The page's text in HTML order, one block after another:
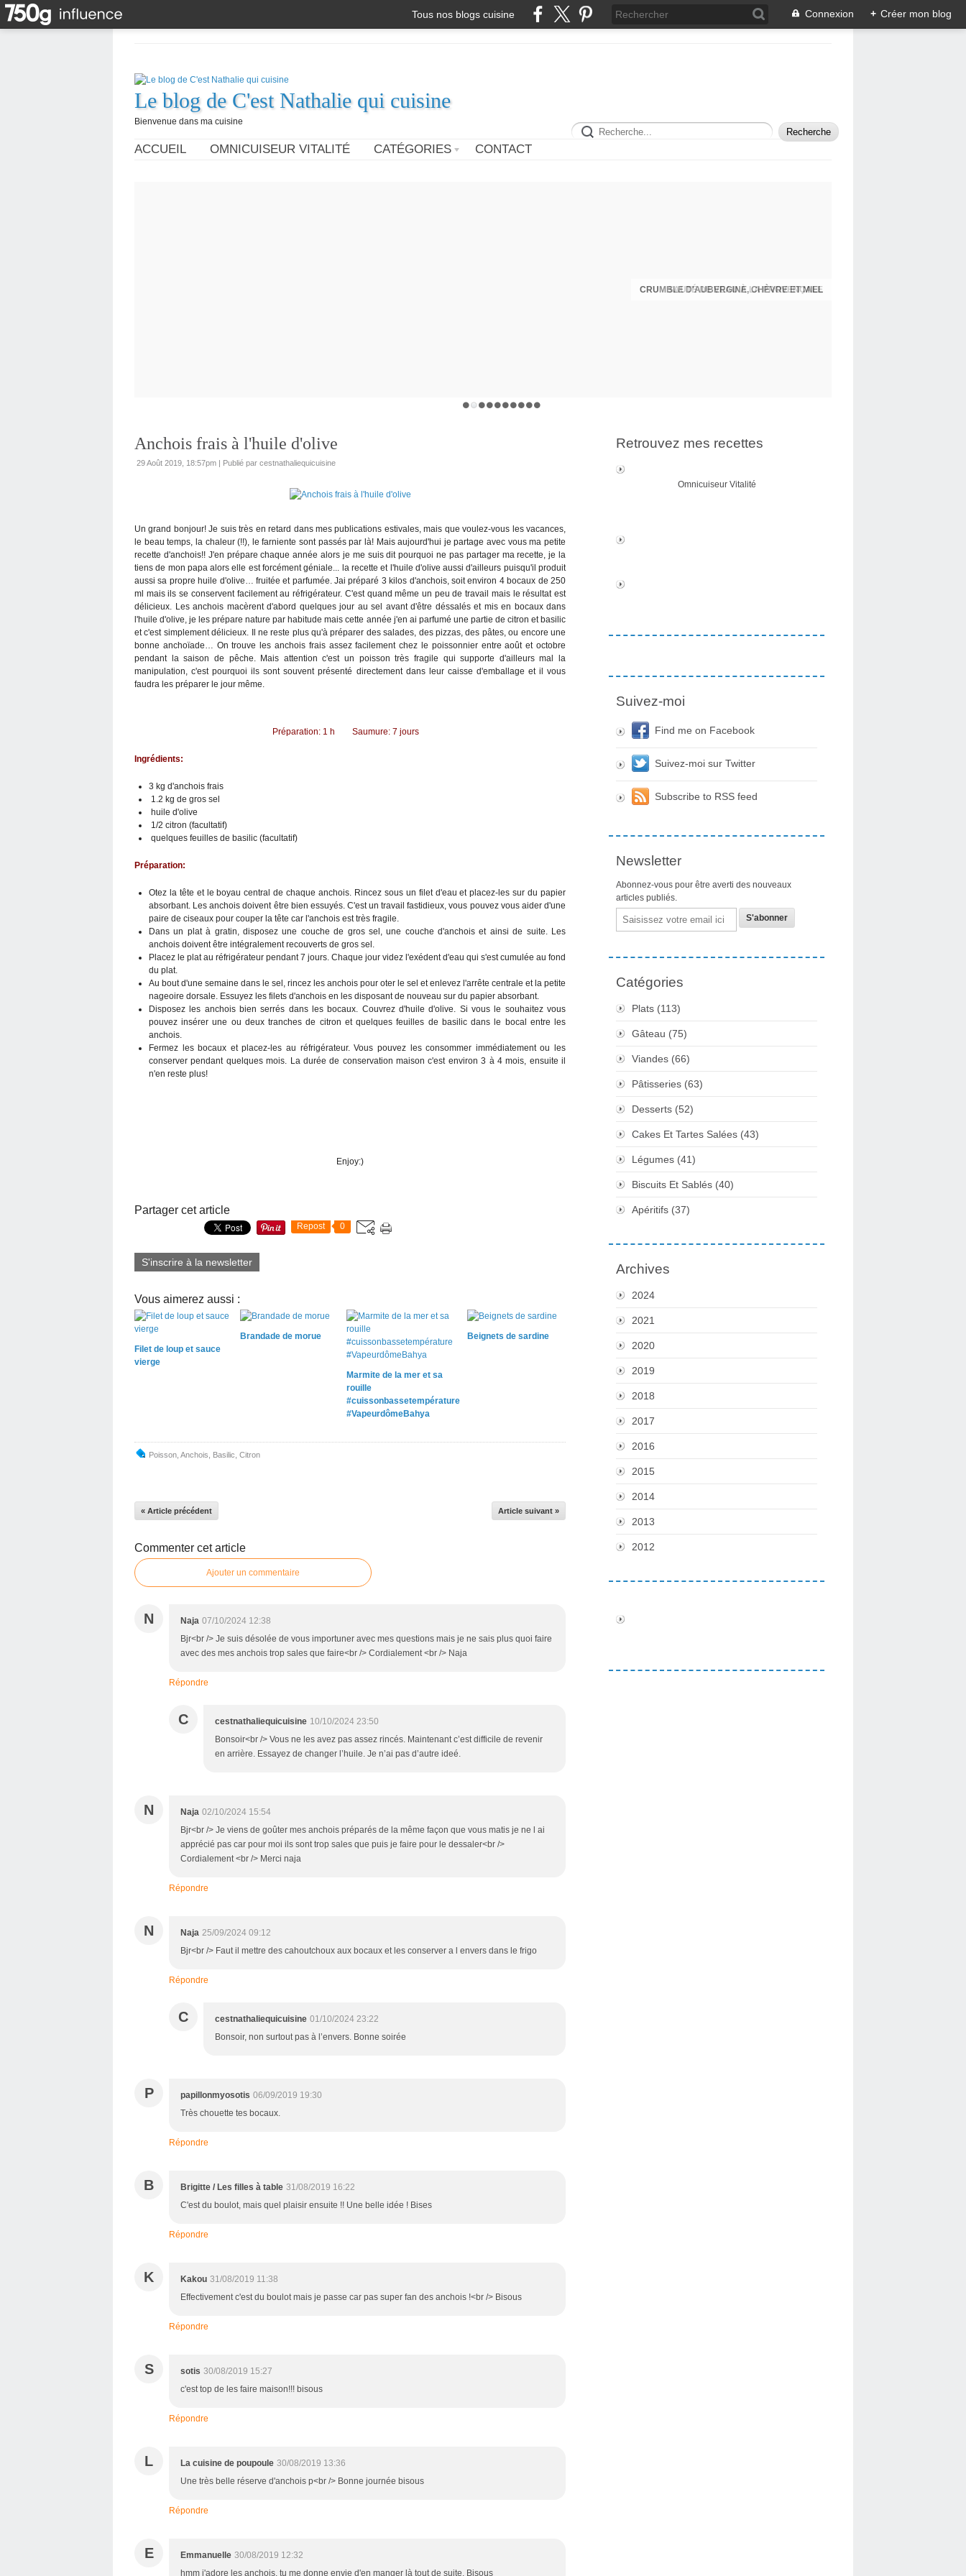
Tous nos blogs cuisine Connexion + Créer mon blog
Le blog de C'est Nathalie qui cuisine
Bienvenue dans ma cuisine
ACCUEIL OMNICUISEUR VITALITÉ CATÉGORIES CONTACT
SAUTÉ DE VEAU À LA PROVENÇALE
Anchois frais à l'huile d'olive
29 Août 2019, 18:57pm | Publié par cestnathaliequicuisine
Un grand bonjour! Je suis très en retard dans mes publications estivales, mais que voulez-vous les vacances,
le beau temps, la chaleur (!!), le farniente sont passés par là! Mais aujourd'hui je partage avec vous ma petite
recette d'anchois!! J'en prépare chaque année alors je me suis dit pourquoi ne pas partager ma recette, je la
tiens de mon papa alors elle est forcément géniale... la recette et l'huile d'olive aussi d'ailleurs puisqu'il produit
aussi sa propre huile d'olive… fruitée et parfumée. Jai préparé 3 kilos d'anchois, soit environ 4 bocaux de 250
ml mais ils se conservent facilement au réfrigérateur. C'est quand même un peu de travail mais le résultat est
délicieux. Les anchois macèrent d'abord quelques jour au sel avant d'être déssalés et mis en bocaux dans
l'huile d'olive, je les prépare nature par habitude mais cette année j'en ai parfumé une partie de citron et basilic
et c'est simplement délicieux. Il ne reste plus qu'à préparer des salades, des pizzas, des pâtes, ou encore une
bonne anchoïade… On trouve les anchois frais assez facilement chez le poissonnier entre août et octobre
pendant la saison de pêche. Mais attention c'est un poisson très fragile qui supporte d'ailleurs mal la
manipulation, c'est pourquoi ils sont souvent présenté directement dans leur caisse d'emballage et il vous
faudra les préparer le jour même.
Préparation: 1 h Saumure: 7 jours
Ingrédients:
3 kg d'anchois frais
1.2 kg de gros sel
huile d'olive
1/2 citron (facultatif)
quelques feuilles de basilic (facultatif)
Préparation:
Otez la tête et le boyau central de chaque anchois. Rincez sous un filet d'eau et placez-les sur du papier
absorbant. Les anchois doivent être bien essuyés. C'est un travail fastidieux, vous pouvez vous aider d'une
paire de ciseaux pour couper la tête car l'anchois est très fragile.
Dans un plat à gratin, disposez une couche de gros sel, une couche d'anchois et ainsi de suite. Les
anchois doivent être intégralement recouverts de gros sel.
Placez le plat au réfrigérateur pendant 7 jours. Chaque jour videz l'exédent d'eau qui s'est cumulée au fond
du plat.
Au bout d'une semaine dans le sel, rincez les anchois pour oter le sel et enlevez l'arrête centrale et la petite
nageoire dorsale. Essuyez les filets d'anchois en les disposant de nouveau sur du papier absorbant.
Disposez les anchois bien serrés dans les bocaux. Couvrez d'huile d'olive. Si vous le souhaitez vous
pouvez insérer une ou deux tranches de citron et quelques feuilles de basilic dans le bocal entre les
anchois.
Fermez les bocaux et placez-les au réfrigérateur. Vous pouvez les consommer immédiatement ou les
conserver pendant quelques mois. La durée de conservation maison c'est environ 3 à 4 mois, ensuite il
n'en reste plus!
Enjoy:)
Partager cet article
Repost 0
S'inscrire à la newsletter
Vous aimerez aussi :
Filet de loup et sauce
vierge
Brandade de morue
Marmite de la mer et sa
rouille
#cuissonbassetempérature
#VapeurdômeBahya
Beignets de sardine
Poisson Anchois Basilic Citron
« Article précédent Article suivant »
Commenter cet article
Ajouter un commentaire
N Naja 07/10/2024 12:38
Bjr<br /> Je suis désolée de vous importuner avec mes questions mais je ne sais plus quoi faire
avec des mes anchois trop sales que faire<br /> Cordialement <br /> Naja
Répondre
C cestnathaliequicuisine 10/10/2024 23:50
Bonsoir<br /> Vous ne les avez pas assez rincés. Maintenant c’est difficile de revenir
en arrière. Essayez de changer l’huile. Je n’ai pas d’autre ideé.
N Naja 02/10/2024 15:54
Bjr<br /> Je viens de goûter mes anchois préparés de la même façon que vous matis je ne l ai
apprécié pas car pour moi ils sont trop sales que puis je faire pour le dessaler<br />
Cordialement <br /> Merci naja
Répondre
N Naja 25/09/2024 09:12
Bjr<br /> Faut il mettre des cahoutchoux aux bocaux et les conserver a l envers dans le frigo
Répondre
C cestnathaliequicuisine 01/10/2024 23:22
Bonsoir, non surtout pas à l’envers. Bonne soirée
P papillonmyosotis 06/09/2019 19:30
Très chouette tes bocaux.
Répondre
B Brigitte / Les filles à table 31/08/2019 16:22
C'est du boulot, mais quel plaisir ensuite !! Une belle idée ! Bises
Répondre
K Kakou 31/08/2019 11:38
Effectivement c'est du boulot mais je passe car pas super fan des anchois !<br /> Bisous
Répondre
S sotis 30/08/2019 15:27
c'est top de les faire maison!!! bisous
Répondre
L La cuisine de poupoule 30/08/2019 13:36
Une très belle réserve d'anchois p<br /> Bonne journée bisous
Répondre
E Emmanuelle 30/08/2019 12:32
hmm j'adore les anchois, tu me donne envie d'en manger là tout de suite. Bisous
Retrouvez mes recettes
Omnicuiseur Vitalité
Suivez-moi
Find me on Facebook
Suivez-moi sur Twitter
Subscribe to RSS feed
Newsletter
Abonnez-vous pour être averti des nouveaux
articles publiés.
Email
Catégories
Plats (113)
Gâteau (75)
Viandes (66)
Pâtisseries (63)
Desserts (52)
Cakes Et Tartes Salées (43)
Légumes (41)
Biscuits Et Sablés (40)
Apéritifs (37)
Archives
2024
2021
2020
2019
2018
2017
2016
2015
2014
2013
2012